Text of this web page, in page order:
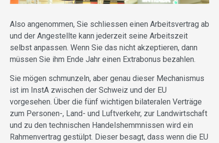
Also angenommen, Sie schliessen einen Arbeitsvertrag ab
und der Angestellte kann jederzeit seine Arbeitszeit
selbst anpassen. Wenn Sie das nicht akzeptieren, dann
müssen Sie ihm Ende Jahr einen Extrabonus bezahlen.
Sie mögen schmunzeln, aber genau dieser Mechanismus
ist im InstA zwischen der Schweiz und der EU
vorgesehen. Über die fünf wichtigen bilateralen Verträge
zum Personen-, Land- und Luftverkehr, zur Landwirtschaft
und zu den technischen Handelshemmnissen wird ein
Rahmenvertrag gestülpt. Dieser besagt, dass wenn die EU